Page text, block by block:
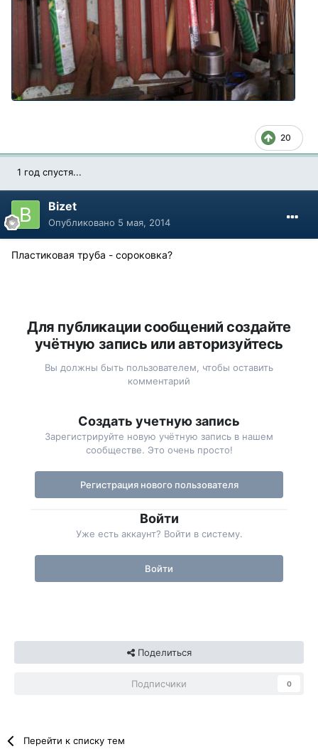
20
1 год спустя...
Bizet
Опубликовано 5 мая, 2014
Пластиковая труба - сороковка?
Для публикации сообщений создайте
учётную запись или авторизуйтесь
Вы должны быть пользователем, чтобы оставить
комментарий
Создать учетную запись
Зарегистрируйте новую учётную запись в нашем
сообществе. Это очень просто!
Регистрация нового пользователя
Войти
Уже есть аккаунт? Войти в систему.
Войти
Поделиться
Подписчики 0
Перейти к списку тем